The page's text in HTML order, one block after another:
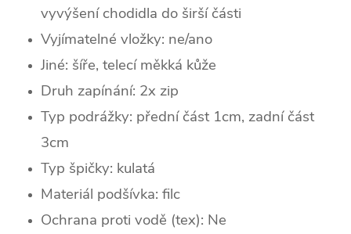
vyvýšení chodidla do širší části
Vyjímatelné vložky: ne/ano
Jiné: šíře, telecí měkká kůže
Druh zapínání: 2x zip
Typ podrážky: přední část 1cm, zadní část
3cm
Typ špičky: kulatá
Materiál podšívka: filc
Ochrana proti vodě (tex): Ne